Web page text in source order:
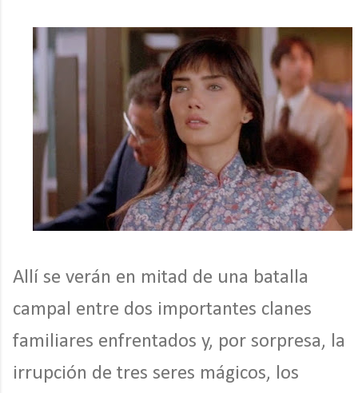
Allí se verán en mitad de una batalla
campal entre dos importantes clanes
familiares enfrentados y, por sorpresa, la
irrupción de tres seres mágicos, los